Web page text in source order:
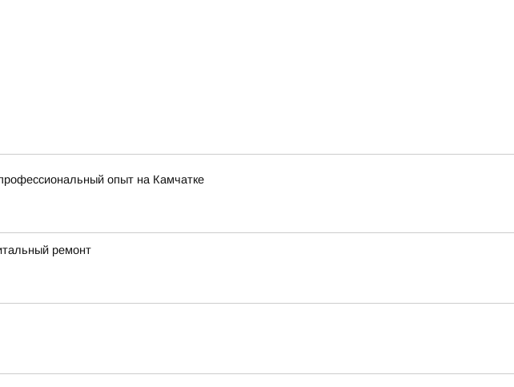
опыт на Камчатке
ремонт